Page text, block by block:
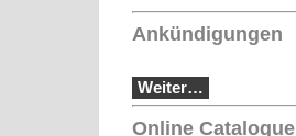
Ankündigungen
Weiter…
Online Catalogue